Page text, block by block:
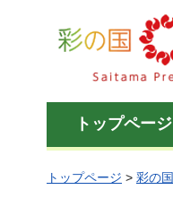
彩の国 埼玉県
トップページ
トップページ > 彩の